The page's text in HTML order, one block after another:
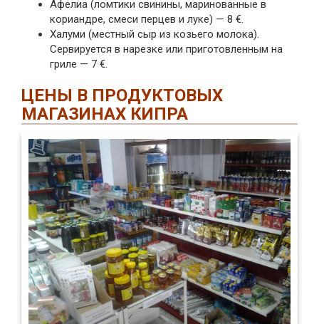
Афелиа (ломтики свинины, маринованные в
кориандре, смеси перцев и луке) — 8 €.
Халуми (местный сыр из козьего молока).
Сервируется в нарезке или приготовленным на
гриле — 7 €.
ЦЕНЫ В ПРОДУКТОВЫХ
МАГАЗИНАХ КИПРА